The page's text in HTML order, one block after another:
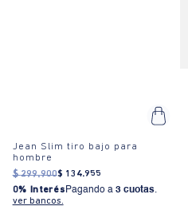
Jean Slim tiro bajo para
hombre
$ 299.900$ 134.955
0% Interés Pagando a 3 cuotas.
ver bancos.